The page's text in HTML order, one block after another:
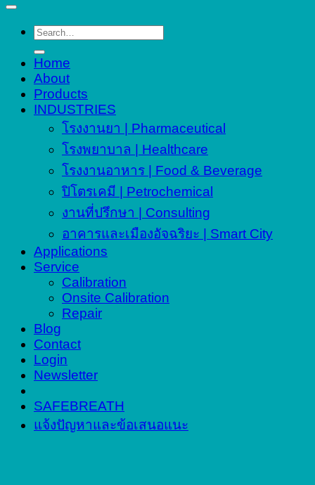
Search
Home
About
Products
INDUSTRIES
โรงงานยา | Pharmaceutical
โรงพยาบาล | Healthcare
โรงงานอาหาร | Food & Beverage
ปิโตรเคมี | Petrochemical
งานที่ปรึกษา | Consulting
อาคารและเมืองอัจฉริยะ | Smart City
Applications
Service
Calibration
Onsite Calibration
Repair
Blog
Contact
Login
Newsletter
SAFEBREATH
แจ้งปัญหาและข้อเสนอแนะ